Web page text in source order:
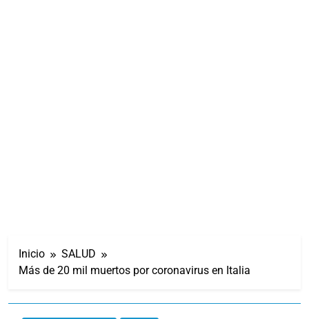
Inicio
SALUD
Más de 20 mil muertos por coronavirus en Italia